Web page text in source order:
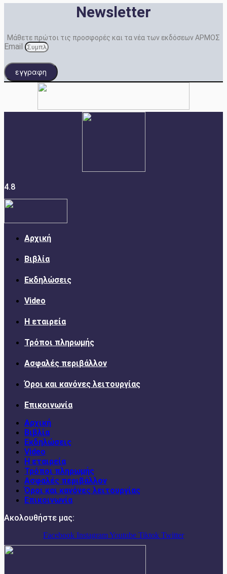
Newsletter
Μάθετε πρώτοι τις προσφορές και τα νέα των εκδόσεων ΑΡΜΟΣ
Email
εγγραφη
4.8
Αρχική
Βιβλία
Εκδηλώσεις
Video
Η εταιρεία
Τρόποι πληρωμής
Ασφαλές περιβάλλον
Όροι και κανόνες λειτουργίας
Επικοινωνία
Αρχική
Βιβλία
Εκδηλώσεις
Video
Η εταιρεία
Τρόποι πληρωμής
Ασφαλές περιβάλλον
Όροι και κανόνες λειτουργίας
Επικοινωνία
Ακολουθήστε μας:
Facebook InstagramYoutube Tiktok Twitter